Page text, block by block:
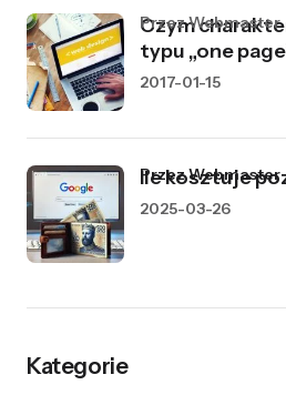
Czym
typu „one
przez Webmaster
2017-01-15
Ile kosztuje
przez Webmaster
2025-03-26
Kategorie